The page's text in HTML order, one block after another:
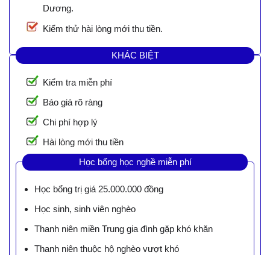
Dương.
Kiểm thử hài lòng mới thu tiền.
KHÁC BIỆT
Kiểm tra miễn phí
Báo giá rõ ràng
Chi phí hợp lý
Hài lòng mới thu tiền
Học bổng học nghề miễn phí
Học bổng trị giá 25.000.000 đồng
Học sinh, sinh viên nghèo
Thanh niên miền Trung gia đình gặp khó khăn
Thanh niên thuộc hộ nghèo vượt khó